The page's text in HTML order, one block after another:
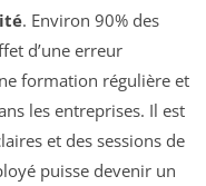
. Environ 90% des
d’une erreur
formation régulière et
les entreprises. Il est
et des sessions de
puisse devenir un